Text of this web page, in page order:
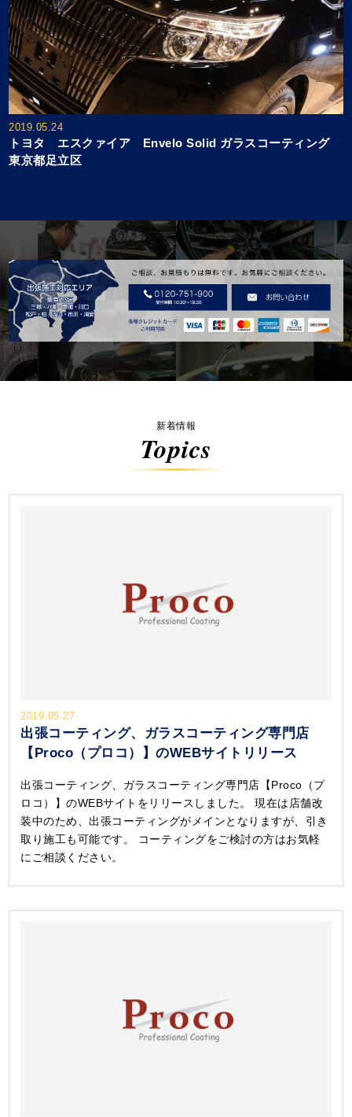
2019.05.24
トヨタ エスクァイア Envelo Solid ガラスコーティング
東京都足立区
新着情報
Topics
2019.05.27
出張コーティング、ガラスコーティング専門店
【Proco（プロコ）】のWEBサイトリリース
出張コーティング、ガラスコーティング専門店【Proco（プ
ロコ）】のWEBサイトをリリースしました。 現在は店舗改
装中のため、出張コーティングがメインとなりますが、引き
取り施工も可能です。 コーティングをご検討の方はお気軽
にご相談ください。